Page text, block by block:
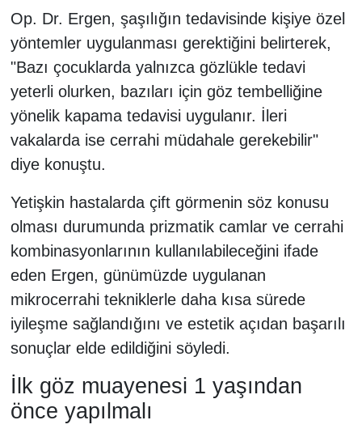
Op. Dr. Ergen, şaşılığın tedavisinde kişiye özel
yöntemler uygulanması gerektiğini belirterek,
"Bazı çocuklarda yalnızca gözlükle tedavi
yeterli olurken, bazıları için göz tembelliğine
yönelik kapama tedavisi uygulanır. İleri
vakalarda ise cerrahi müdahale gerekebilir"
diye konuştu.
Yetişkin hastalarda çift görmenin söz konusu
olması durumunda prizmatik camlar ve cerrahi
kombinasyonlarının kullanılabileceğini ifade
eden Ergen, günümüzde uygulanan
mikrocerrahi tekniklerle daha kısa sürede
iyileşme sağlandığını ve estetik açıdan başarılı
sonuçlar elde edildiğini söyledi.
İlk göz muayenesi 1 yaşından
önce yapılmalı